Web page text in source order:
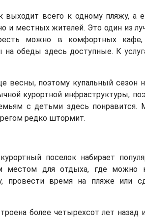
выходит всего к одному пляжу, а
и местных жителей. Это один из
можно в комфортных
обеды здесь доступные. К
весны, поэтому купальный сезон
курортной инфраструктуры,
с детьми здесь понравится.
редко штормит.
поселок набирает
местом для отдыха, где можно
провести время на пляже или
более четырехсот лет